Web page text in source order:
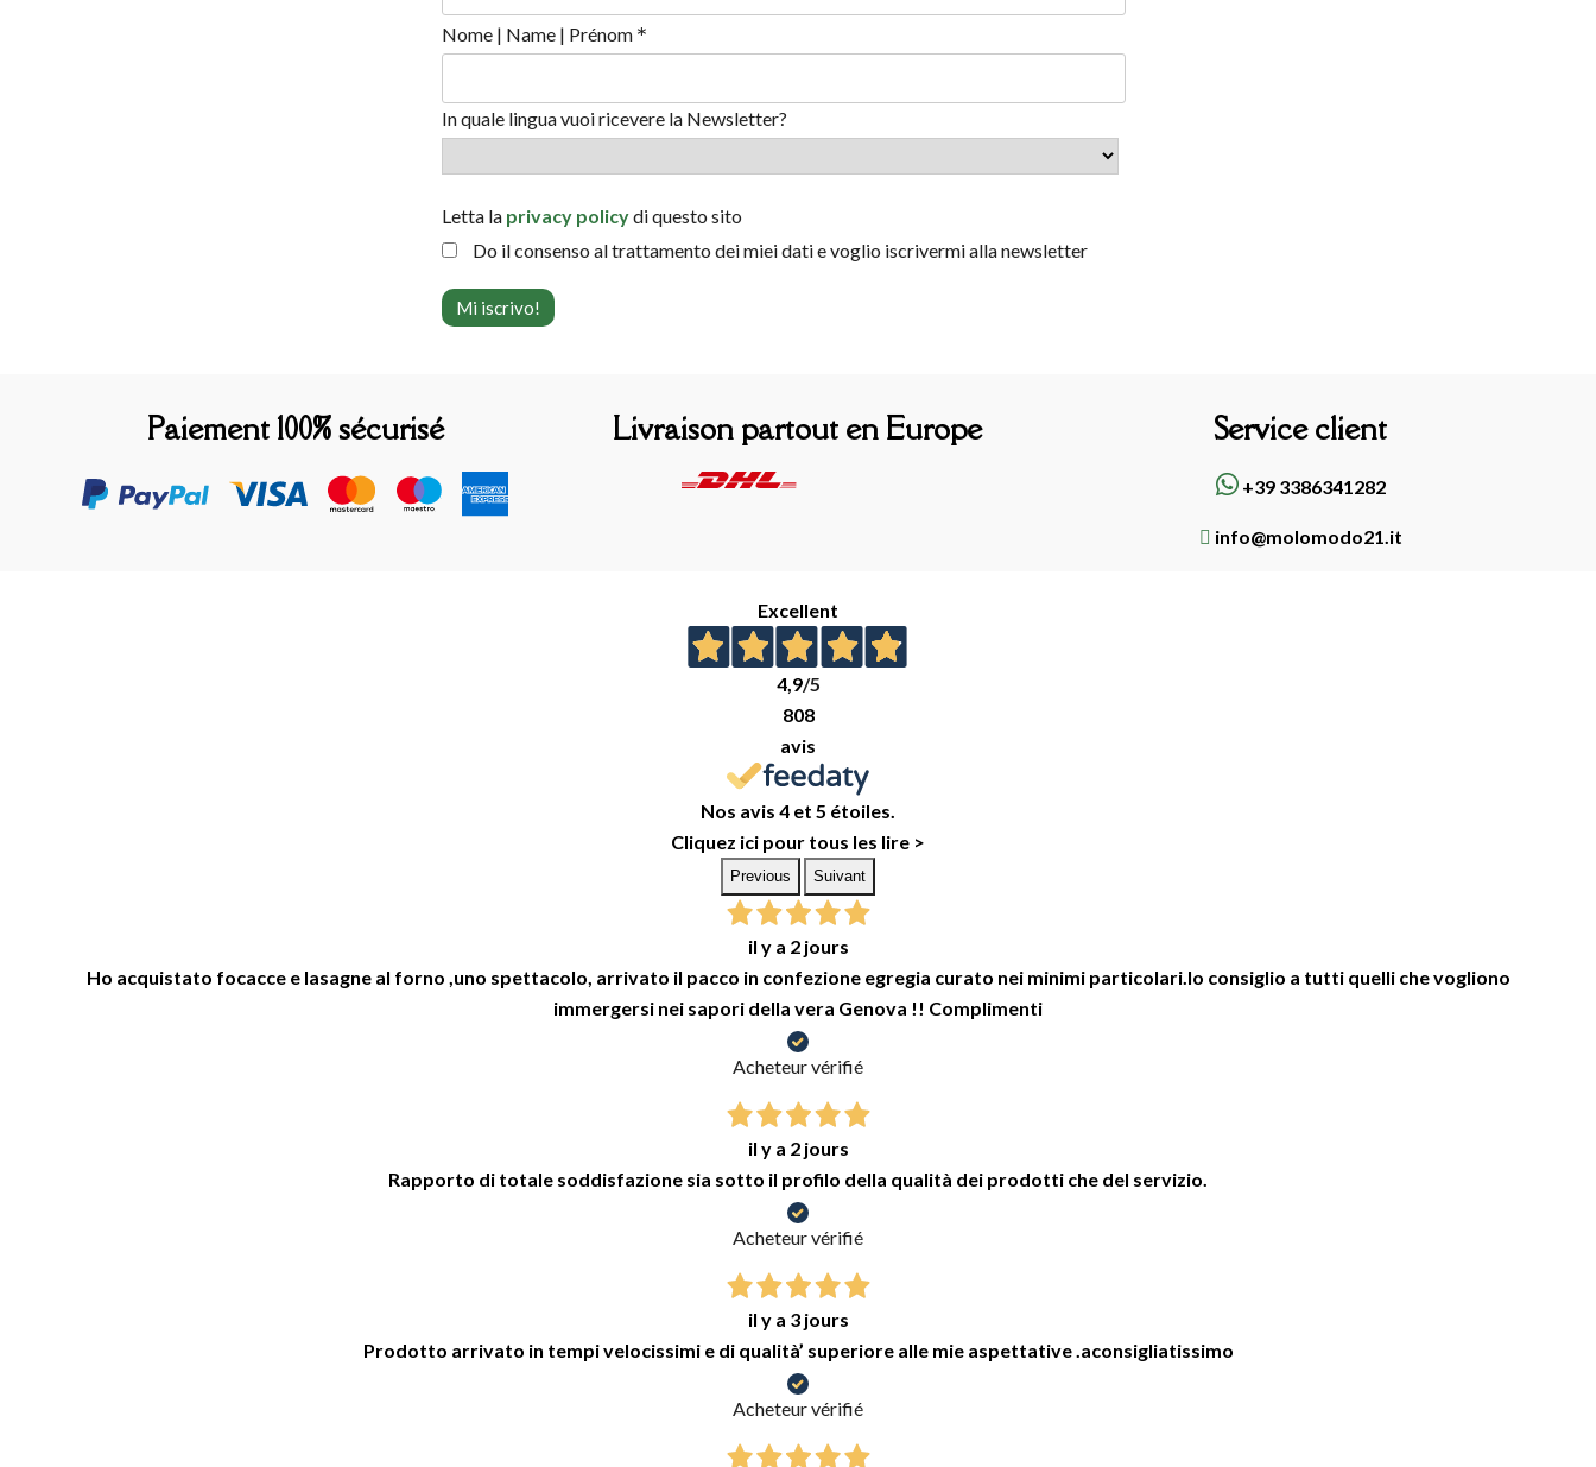
Nome | Name | Prénom *
In quale lingua vuoi ricevere la Newsletter?
Letta la privacy policydi questo sito
Do il consenso al trattamento dei miei dati e voglio iscrivermi alla newsletter
Paiement 100% sécurisé Livraison partout en Europe Service client
+39 3386341282
info@molomodo21.it
Excellent
4,9/5
808
avis
Nos avis 4 et 5 étoiles.
Cliquez ici pour tous les lire >
Previous Suivant
il y a 2 jours
Ho acquistato focacce e lasagne al forno ,uno spettacolo, arrivato il pacco in confezione egregia curato nei minimi particolari.lo consiglio a tutti quelli che vogliono
immergersi nei sapori della vera Genova !! Complimenti
Acheteur vérifié
il y a 2 jours
Rapporto di totale soddisfazione sia sotto il profilo della qualità dei prodotti che del servizio.
Acheteur vérifié
il y a 3 jours
Prodotto arrivato in tempi velocissimi e di qualità’ superiore alle mie aspettative .aconsigliatissimo
Acheteur vérifié